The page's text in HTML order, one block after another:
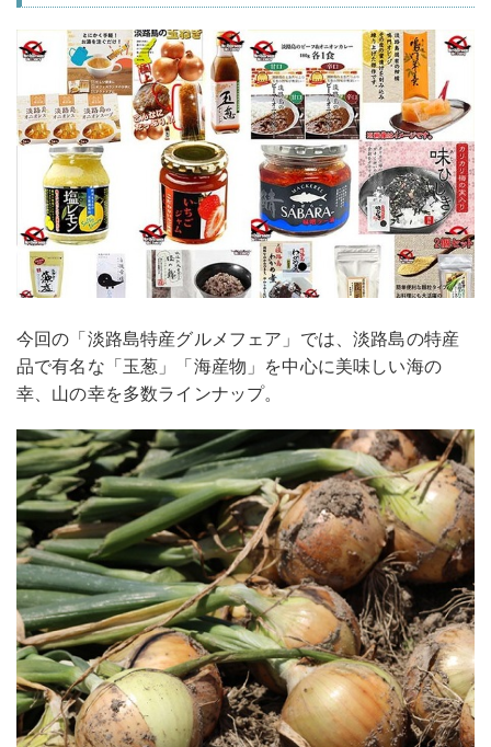
今回の「淡路島特産グルメフェア」では、淡路島の特産
品で有名な「玉葱」「海産物」を中心に美味しい海の
幸、山の幸を多数ラインナップ。